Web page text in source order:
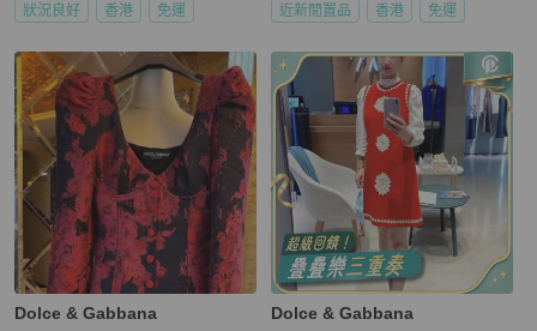
狀況良好 香港 免運 近新閒置品 香港 免運
Dolce & Gabbana Dolce & Gabbana